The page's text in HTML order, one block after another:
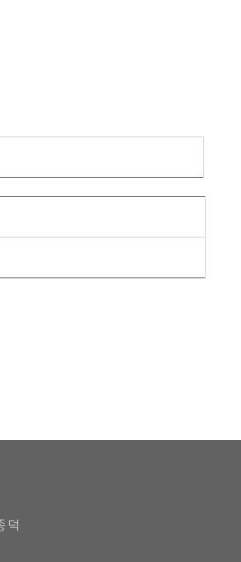
덕